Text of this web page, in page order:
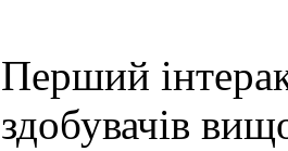
Перший
здобувачів